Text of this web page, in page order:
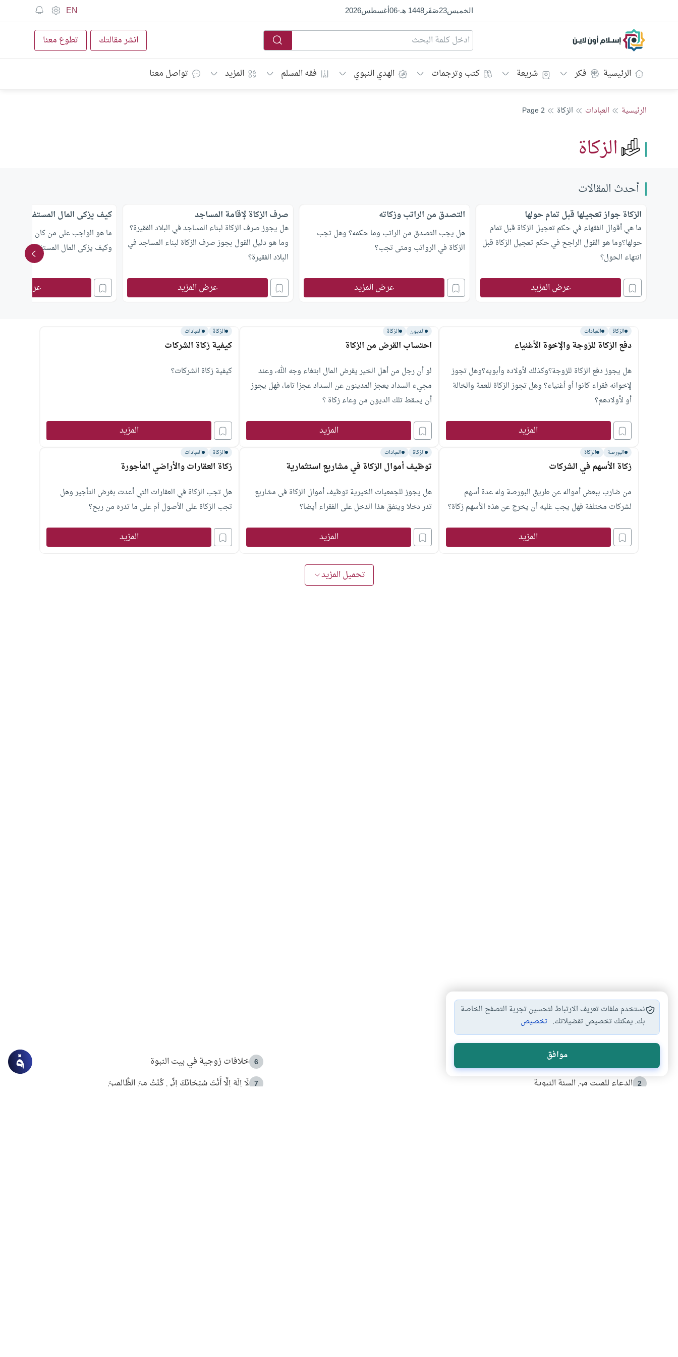
الخميس23صَفَر1448 هـ -
06أغسطس2026
EN
إسلام أون لاين انشر مقالتك تطوع معنا
الرئيسية فكر شريعة كتب وترجمات الهدي النبوي فقه المسلم المزيد تواصل معنا
الرئيسية العبادات الزكاة Page 2
الزكاة
أحدث المقالات
الزكاة جواز تعجيلها قبل تمام حولها
ما هي أقوال الفقهاء في حكم تعجيل الزكاة قبل تمام
حولها؟وما هو القول الراجح في حكم تعجيل الزكاة قبل
انتهاء الحول؟
عرض المزيد
التصدق من الراتب وزكاته
هل يجب التصدق من الراتب وما حكمه؟ وهل تجب
الزكاة في الرواتب ومتى تجب؟
عرض المزيد
صرف الزكاة لإقامة المساجد
هل يجوز صرف الزكاة لبناء المساجد في البلاد الفقيرة؟
وما هو دليل القول بجوز صرف الزكاة لبناء المساجد في
البلاد الفقيرة؟
عرض المزيد
كيف يزكى المال المستفاد؟
ما هو الواجب على من كان معه مال
وكيف يزكى المال المستفاد؟وآراء
عرض المزيد
الزكاة العبادات
دفع الزكاة للزوجة والإخوة الأغنياء
هل يجوز دفع الزكاة للزوجة؟وكذلك لأولاده وأبويه؟وهل تجوز
لإخوانه فقراء كانوا أو أغنياء؟ وهل تجوز الزكاة للعمة والخالة
أو لأولادهم؟
المزيد
الديون الزكاة
احتساب القرض من الزكاة
لو أن رجل من أهل الخير يقرض المال ابتغاء وجه الله، وعند
مجيء السداد يعجز المدينون عن السداد عجزا تاما، فهل يجوز
أن يسقط تلك الديون من وعاء زكاة ؟
المزيد
الزكاة العبادات
كيفية زكاة الشركات
كيفية زكاة الشركات؟
المزيد
البورصة الزكاة
زكاة الأسهم في الشركات
من ضارب ببعض أمواله عن طريق البورصة وله عدة أسهم
لشركات مختلفة فهل يجب غليه أن يخرج عن هذه الأسهم زكاة؟
المزيد
الزكاة العبادات
توظيف أموال الزكاة في مشاريع استثمارية
هل يجوز للجمعيات الخيرية توظيف أموال الزكاة فى مشاريع
تدر دخلا وينفق هذا الدخل على الفقراء أيضا؟
المزيد
الزكاة العبادات
زكاة العقارات والأراضي المأجورة
هل تجب الزكاة في العقارات التي أعدت بغرض التأجير وهل
تجب الزكاة على الأصول أم على ما تدره من ربح؟
المزيد
تحميل المزيد
الأكثر قراءة
أدعية من السنة النبوية
2 الدعاء للميت من السنة النبوية
6 خلافات زوجية في بيت النبوة
7 لَا إِلَهَ إِلَّا أَنْتَ سُبْحَانَكَ إِنِّي كُنْتُ مِنَ الظَّالِمِينَ
نستخدم ملفات تعريف الارتباط لتحسين تجربة التصفح الخاصة
بك. يمكنك تخصيص تفضيلاتك. تخصيص
موافق